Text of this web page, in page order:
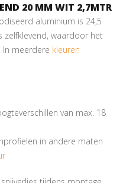
20 MM WIT 2,7MTR
aluminium is 24,5
zelfklevend, waardoor het
meerdere kleuren
van max. 18
in andere maten